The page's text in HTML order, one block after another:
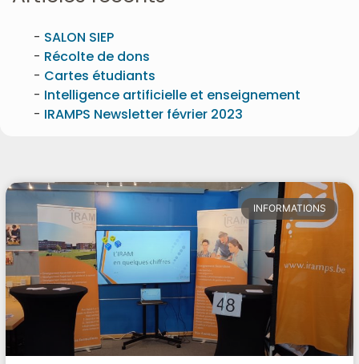
INFORMATIONS
SALON SIEP
Récolte de dons
Cartes étudiants
Intelligence artificielle et enseignement
IRAMPS Newsletter février 2023